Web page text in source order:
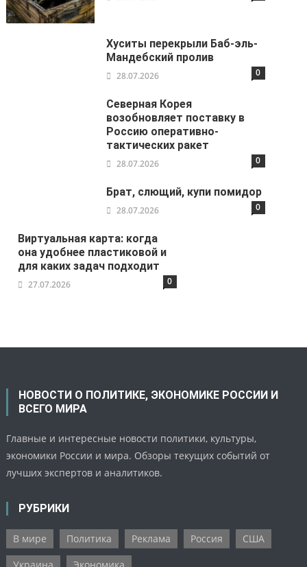
Хуситы перекрыли Баб-эль-
Мандебский пролив
28.07.2026 0
Северная Корея
возобновляет поставку в
Россию оперативно-
тактических ракет
28.07.2026 0
Брат, слющий, купи помидор
28.07.2026 0
Виртуальная карта: когда
она удобнее пластиковой и
для каких задач подходит
27.07.2026 0
НОВОСТИ О ПОЛИТИКЕ, ЭКОНОМИКЕ РОССИИ И
ВСЕГО МИРА
Главные и интересные новости политики, культуры,
экономики России и мира. Обзоры текущих событий от
лучших экспертов и аналитиков.
РУБРИКИ
В мире Политика Реклама Россия
США